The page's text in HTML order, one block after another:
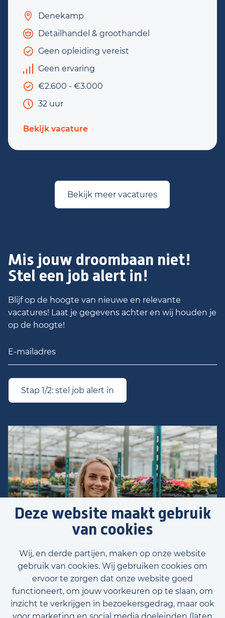
Deze website maakt gebruik
van cookies
Wij, en derde partijen, maken op onze website
gebruik van cookies. Wij gebruiken cookies om
ervoor te zorgen dat onze website goed
functioneert, om jouw voorkeuren op te slaan, om
inzicht te verkrijgen in bezoekersgedrag, maar ook
Voornaam
Denekamp
Detailhandel & groothandel
Geen opleiding vereist
Geen ervaring
€2.600 - €3.000
32 uur
Bekijk vacature
Bekijk meer vacatures
Mis jouw droombaan niet!
Stel een job alert in!
Blijf op de hoogte van nieuwe en relevante
vacatures! Laat je gegevens achter en wij houden je
op de hoogte!
Stap 1/2: stel job alert in